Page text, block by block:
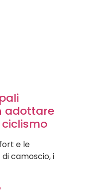
adottare
e le
camoscio, i